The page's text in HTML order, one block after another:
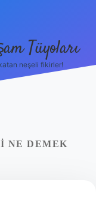
Tüyoları
neşeli fikirler!
NE DEMEK